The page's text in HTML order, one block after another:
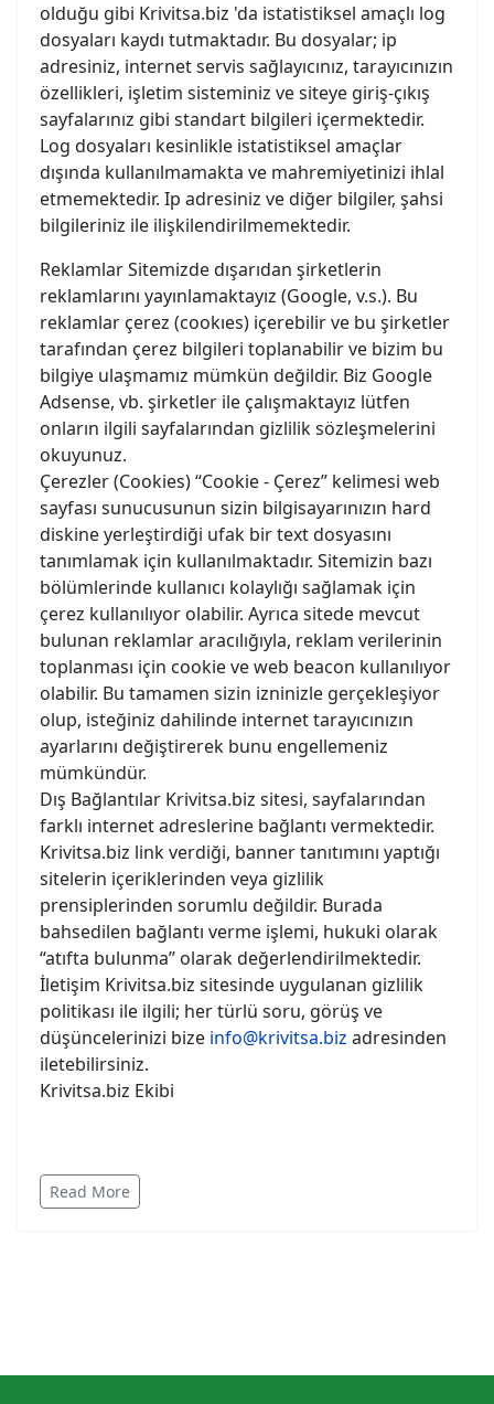
olduğu gibi Krivitsa.biz 'da istatistiksel amaçlı log
dosyaları kaydı tutmaktadır. Bu dosyalar; ip
adresiniz, internet servis sağlayıcınız, tarayıcınızın
özellikleri, işletim sisteminiz ve siteye giriş-çıkış
sayfalarınız gibi standart bilgileri içermektedir.
Log dosyaları kesinlikle istatistiksel amaçlar
dışında kullanılmamakta ve mahremiyetinizi ihlal
etmemektedir. Ip adresiniz ve diğer bilgiler, şahsi
bilgileriniz ile ilişkilendirilmemektedir.
Reklamlar Sitemizde dışarıdan şirketlerin
reklamlarını yayınlamaktayız (Google, v.s.). Bu
reklamlar çerez (cookıes) içerebilir ve bu şirketler
tarafından çerez bilgileri toplanabilir ve bizim bu
bilgiye ulaşmamız mümkün değildir. Biz Google
Adsense, vb. şirketler ile çalışmaktayız lütfen
onların ilgili sayfalarından gizlilik sözleşmelerini
okuyunuz.
Çerezler (Cookies) “Cookie - Çerez” kelimesi web
sayfası sunucusunun sizin bilgisayarınızın hard
diskine yerleştirdiği ufak bir text dosyasını
tanımlamak için kullanılmaktadır. Sitemizin bazı
bölümlerinde kullanıcı kolaylığı sağlamak için
çerez kullanılıyor olabilir. Ayrıca sitede mevcut
bulunan reklamlar aracılığıyla, reklam verilerinin
toplanması için cookie ve web beacon kullanılıyor
olabilir. Bu tamamen sizin izninizle gerçekleşiyor
olup, isteğiniz dahilinde internet tarayıcınızın
ayarlarını değiştirerek bunu engellemeniz
mümkündür.
Dış Bağlantılar Krivitsa.biz sitesi, sayfalarından
farklı internet adreslerine bağlantı vermektedir.
Krivitsa.biz link verdiği, banner tanıtımını yaptığı
sitelerin içeriklerinden veya gizlilik
prensiplerinden sorumlu değildir. Burada
bahsedilen bağlantı verme işlemi, hukuki olarak
“atıfta bulunma” olarak değerlendirilmektedir.
İletişim Krivitsa.biz sitesinde uygulanan gizlilik
politikası ile ilgili; her türlü soru, görüş ve
düşüncelerinizi bize info@krivitsa.biz adresinden
iletebilirsiniz.
Krivitsa.biz Ekibi
Read More